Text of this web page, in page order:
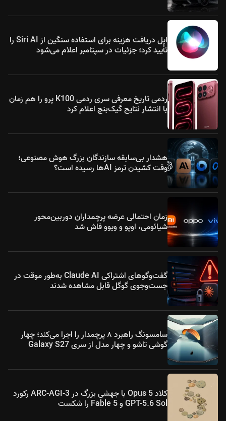
اپل دریافت هزینه برای استفاده سنگین از Siri AI را
تأیید کرد؛ جزئیات در سپتامبر اعلام می‌شود
ردمی تاریخ معرفی سری ردمی K100 پرو را هم زمان
با انتشار نتایج گیک‌بنچ اعلام کرد
هشدار بی‌سابقه سازندگان بزرگ هوش مصنوعی؛
وقت کشیدن ترمز AIها رسیده است؟
زمان احتمالی عرضه پرچمداران دوربین‌محور
شیائومی، اوپو و ویوو فاش شد
گفت‌وگوهای اشتراکی Claude AI به‌طور موقت در
جست‌وجوی گوگل قابل مشاهده شدند
سامسونگ راهبرد ۸ پرچمدار را اجرا می‌کند؛ چهار
گوشی تاشو و چهار مدل از سری Galaxy S27
کلاد Opus 5 با جهشی بزرگ در ARC-AGI-3 رکورد
GPT-5.6 Sol و Fable 5 را شکست